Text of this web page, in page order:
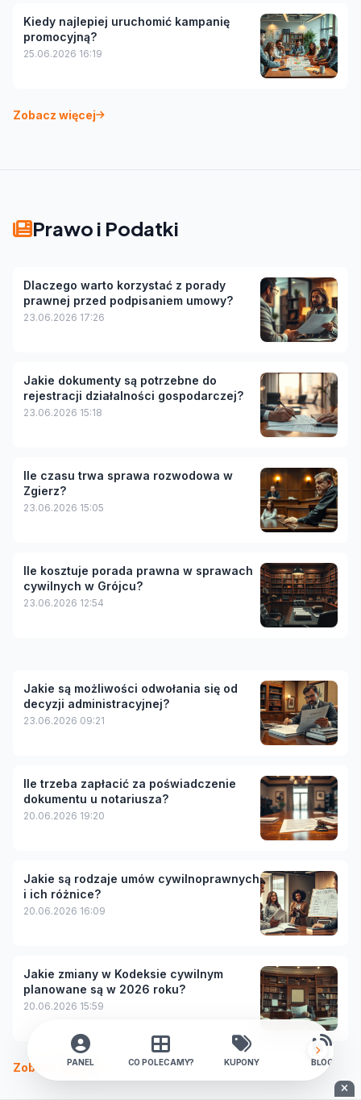
Kiedy najlepiej uruchomić kampanię
promocyjną?
25.06.2026 16:19
Zobacz więcej
Prawo i Podatki
Dlaczego warto korzystać z porady
prawnej przed podpisaniem umowy?
23.06.2026 17:26
Jakie dokumenty są potrzebne do
rejestracji działalności gospodarczej?
23.06.2026 15:18
Ile czasu trwa sprawa rozwodowa w
Zgierz?
23.06.2026 15:05
Ile kosztuje porada prawna w sprawach
cywilnych w Grójcu?
23.06.2026 12:54
Jakie są możliwości odwołania się od
decyzji administracyjnej?
23.06.2026 09:21
Ile trzeba zapłacić za poświadczenie
dokumentu u notariusza?
20.06.2026 19:20
Jakie są rodzaje umów cywilnoprawnych
i ich różnice?
20.06.2026 16:09
Jakie zmiany w Kodeksie cywilnym
planowane są w 2026 roku?
20.06.2026 15:59
Zobacz więcej
PANEL CO POLECAMY? KUPONY BLOG